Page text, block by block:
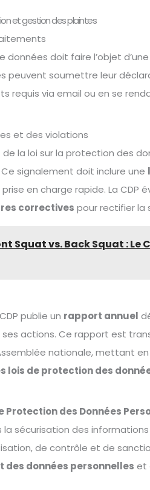
et gestion des plaintes
doit faire l’objet d’une
peuvent soumettre leur
requis via email ou en se
et des violations
de la loi sur la protection des
Ce signalement doit inclure une
en charge rapide. La CDP
correctives pour rectifier la
Squat vs. Back Squat : Le
publie un rapport annuel
actions. Ce rapport est
nationale, mettant
lois de protection des
Protection des Données
sécurisation des
de contrôle et de
des données personnelles et